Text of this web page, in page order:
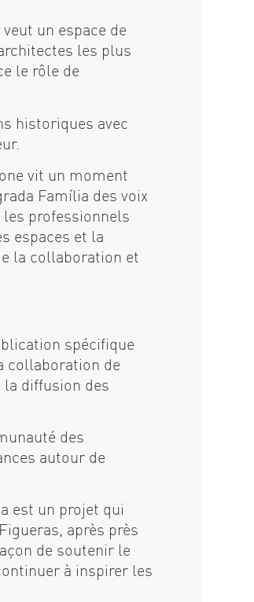
un espace de
les plus
le rôle de
historiques avec
vit un moment
Família des voix
professionnels
espaces et la
la collaboration et
spécifique
collaboration de
diffusion des
des
autour de
est un projet qui
après près
de soutenir le
à inspirer les